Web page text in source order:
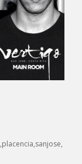
placencia sanjose